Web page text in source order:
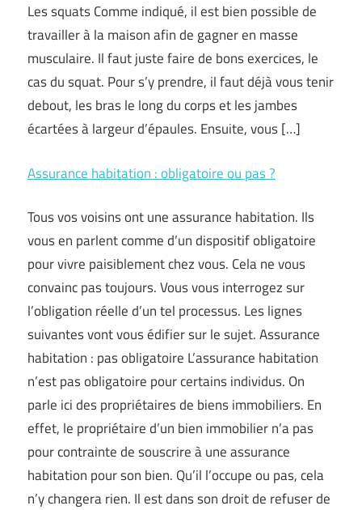
Les squats Comme indiqué, il est bien possible de
travailler à la maison afin de gagner en masse
musculaire. Il faut juste faire de bons exercices, le
cas du squat. Pour s’y prendre, il faut déjà vous tenir
debout, les bras le long du corps et les jambes
écartées à largeur d’épaules. Ensuite, vous […]
Assurance habitation : obligatoire ou pas ?
Tous vos voisins ont une assurance habitation. Ils
vous en parlent comme d’un dispositif obligatoire
pour vivre paisiblement chez vous. Cela ne vous
convainc pas toujours. Vous vous interrogez sur
l’obligation réelle d’un tel processus. Les lignes
suivantes vont vous édifier sur le sujet. Assurance
habitation : pas obligatoire L’assurance habitation
n’est pas obligatoire pour certains individus. On
parle ici des propriétaires de biens immobiliers. En
effet, le propriétaire d’un bien immobilier n’a pas
pour contrainte de souscrire à une assurance
habitation pour son bien. Qu’il l’occupe ou pas, cela
n’y changera rien. Il est dans son droit de refuser de